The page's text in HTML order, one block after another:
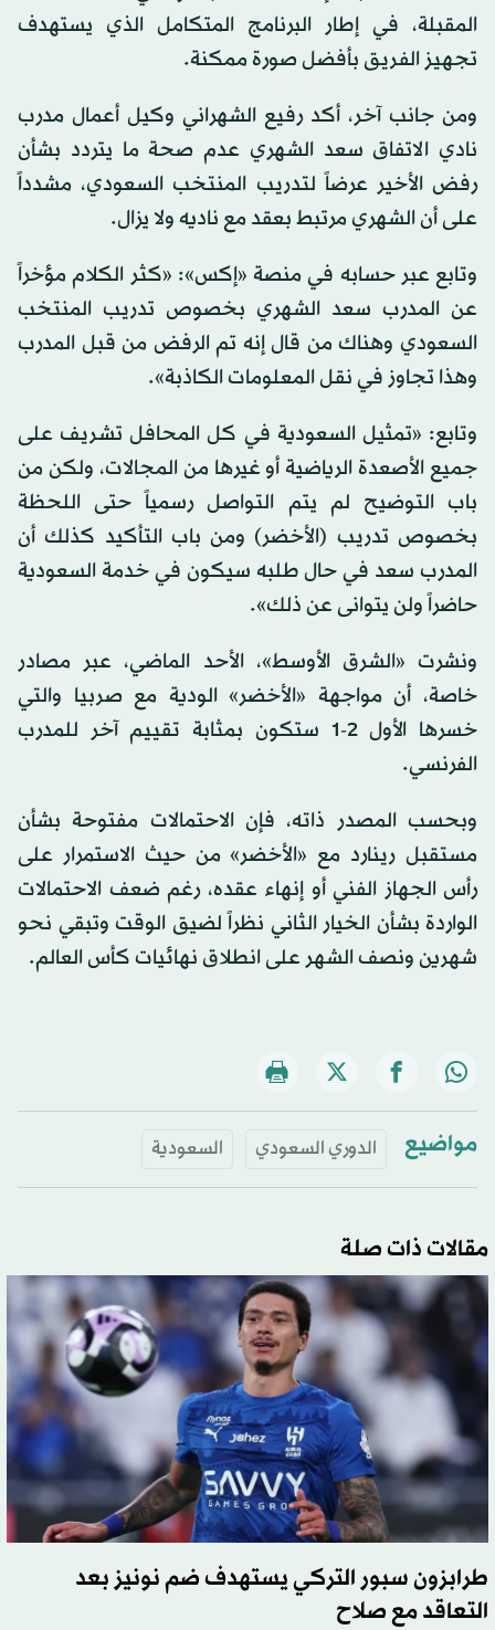
المقبلة، في إطار البرنامج المتكامل الذي يستهدف
تجهيز الفريق بأفضل صورة ممكنة.
ومن جانب آخر، أكد رفيع الشهراني وكيل أعمال مدرب
نادي الاتفاق سعد الشهري عدم صحة ما يتردد بشأن
رفض الأخير عرضاً لتدريب المنتخب السعودي، مشدداً
على أن الشهري مرتبط بعقد مع ناديه ولا يزال.
وتابع عبر حسابه في منصة «إكس»: «كثر الكلام مؤخراً
عن المدرب سعد الشهري بخصوص تدريب المنتخب
السعودي وهناك من قال إنه تم الرفض من قبل المدرب
وهذا تجاوز في نقل المعلومات الكاذبة».
وتابع: «تمثيل السعودية في كل المحافل تشريف على
جميع الأصعدة الرياضية أو غيرها من المجالات، ولكن من
باب التوضيح لم يتم التواصل رسمياً حتى اللحظة
بخصوص تدريب (الأخضر) ومن باب التأكيد كذلك أن
المدرب سعد في حال طلبه سيكون في خدمة السعودية
حاضراً ولن يتوانى عن ذلك».
ونشرت «الشرق الأوسط»، الأحد الماضي، عبر مصادر
خاصة، أن مواجهة «الأخضر» الودية مع صربيا والتي
خسرها الأول 2-1 ستكون بمثابة تقييم آخر للمدرب
الفرنسي.
وبحسب المصدر ذاته، فإن الاحتمالات مفتوحة بشأن
مستقبل رينارد مع «الأخضر» من حيث الاستمرار على
رأس الجهاز الفني أو إنهاء عقده، رغم ضعف الاحتمالات
الواردة بشأن الخيار الثاني نظراً لضيق الوقت وتبقي نحو
شهرين ونصف الشهر على انطلاق نهائيات كأس العالم.
مواضيع الدوري السعودي السعودية
مقالات ذات صلة
طرابزون سبور التركي يستهدف ضم نونيز بعد
التعاقد مع صلاح